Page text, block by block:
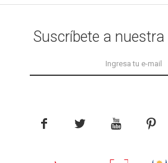
Suscríbete a
   